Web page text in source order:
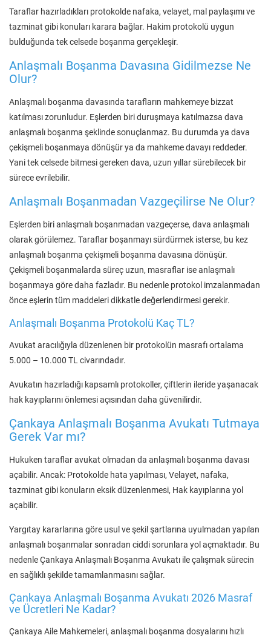
Taraflar hazırladıkları protokolde nafaka, velayet, mal paylaşımı ve
tazminat gibi konuları karara bağlar. Hakim protokolü uygun
bulduğunda tek celsede boşanma gerçekleşir.
Anlaşmalı Boşanma Davasına Gidilmezse Ne
Olur?
Anlaşmalı boşanma davasında tarafların mahkemeye bizzat
katılması zorunludur. Eşlerden biri duruşmaya katılmazsa dava
anlaşmalı boşanma şeklinde sonuçlanmaz. Bu durumda ya dava
çekişmeli boşanmaya dönüşür ya da mahkeme davayı reddeder.
Yani tek celsede bitmesi gereken dava, uzun yıllar sürebilecek bir
sürece evrilebilir.
Anlaşmalı Boşanmadan Vazgeçilirse Ne Olur?
Eşlerden biri anlaşmalı boşanmadan vazgeçerse, dava anlaşmalı
olarak görülemez. Taraflar boşanmayı sürdürmek isterse, bu kez
anlaşmalı boşanma çekişmeli boşanma davasına dönüşür.
Çekişmeli boşanmalarda süreç uzun, masraflar ise anlaşmalı
boşanmaya göre daha fazladır. Bu nedenle protokol imzalanmadan
önce eşlerin tüm maddeleri dikkatle değerlendirmesi gerekir.
Anlaşmalı Boşanma Protokolü Kaç TL?
Avukat aracılığıyla düzenlenen bir protokolün masrafı ortalama
5.000 – 10.000 TL civarındadır.
Avukatın hazırladığı kapsamlı protokoller, çiftlerin ileride yaşanacak
hak kayıplarını önlemesi açısından daha güvenilirdir.
Çankaya Anlaşmalı Boşanma Avukatı Tutmaya
Gerek Var mı?
Hukuken taraflar avukat olmadan da anlaşmalı boşanma davası
açabilir. Ancak: Protokolde hata yapılması, Velayet, nafaka,
tazminat gibi konuların eksik düzenlenmesi, Hak kayıplarına yol
açabilir.
Yargıtay kararlarına göre usul ve şekil şartlarına uyulmadan yapılan
anlaşmalı boşanmalar sonradan ciddi sorunlara yol açmaktadır. Bu
nedenle Çankaya Anlaşmalı Boşanma Avukatı ile çalışmak sürecin
en sağlıklı şekilde tamamlanmasını sağlar.
Çankaya Anlaşmalı Boşanma Avukatı 2026 Masraf
ve Ücretleri Ne Kadar?
Çankaya Aile Mahkemeleri, anlaşmalı boşanma dosyalarını hızlı